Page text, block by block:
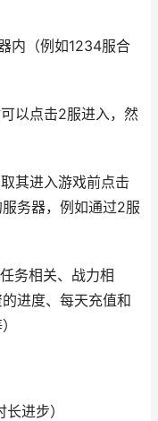
内（例如1234服合
以点击2服进入，然
其进入游戏前点击
务器，例如通过2服
务相关、战力相
进度、每天充值和
进步）